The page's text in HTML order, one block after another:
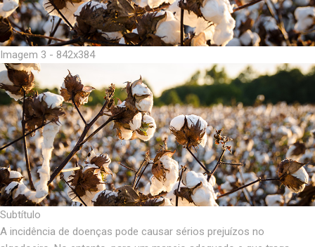
Imagem 3 - 842x384
Subtítulo
A incidência de doenças pode causar sérios prejuízos no